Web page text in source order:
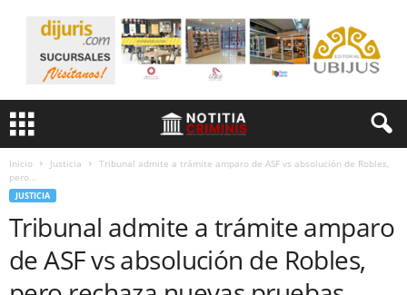
Inicio Justicia
Tribunal admite a trámite amparo de ASF vs absolución de Robles,
pero...
JUSTICIA
Tribunal admite a trámite amparo
de ASF vs absolución de Robles,